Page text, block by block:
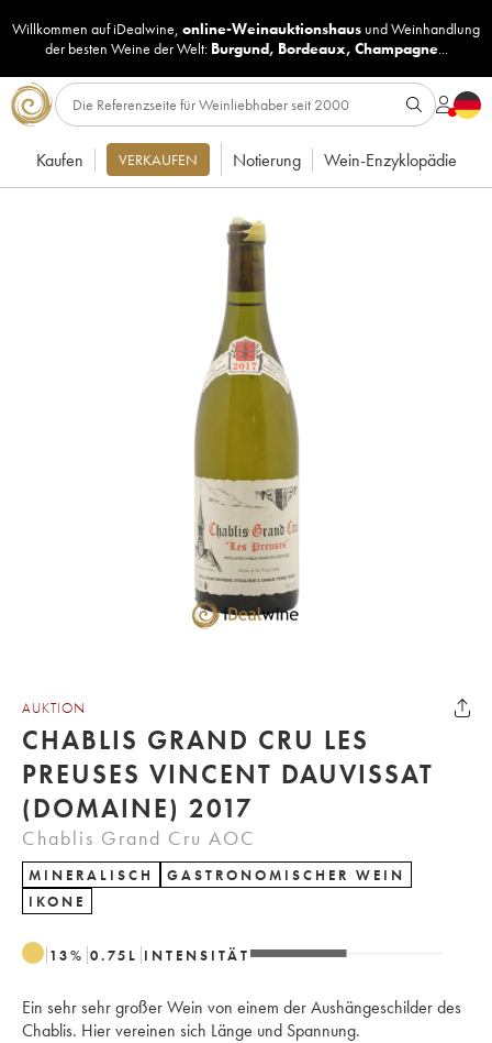
Willkommen auf iDealwine, online-Weinauktionshaus undWeinhandlung
der besten Weine der Welt: Burgund, Bordeaux, Champagne...
Kaufen VERKAUFEN Notierung Wein-Enzyklopädie
AUKTION
CHABLIS GRAND CRU LES
PREUSES VINCENT DAUVISSAT
(DOMAINE) 2017
Chablis Grand Cru AOC
MINERALISCH
GASTRONOMISCHER WEIN
IKONE
13% 0.75 L INTENSITÄT
Ein sehr sehr großer Wein von einem der Aushängeschilder des
Chablis. Hier vereinen sich Länge und Spannung.